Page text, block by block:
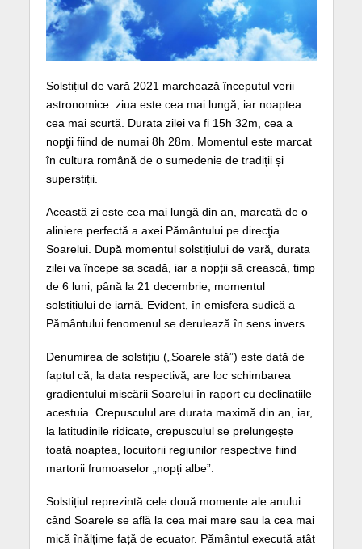
Solstițiul de vară 2021 marchează începutul verii
astronomice: ziua este cea mai lungă, iar noaptea
cea mai scurtă. Durata zilei va fi 15h 32m, cea a
nopţii fiind de numai 8h 28m. Momentul este marcat
în cultura română de o sumedenie de tradiții și
superstiții.
Această zi este cea mai lungă din an, marcată de o
aliniere perfectă a axei Pământului pe direcţia
Soarelui. După momentul solstițiului de vară, durata
zilei va începe sa scadă, iar a nopții să crească, timp
de 6 luni, până la 21 decembrie, momentul
solstițiului de iarnă. Evident, în emisfera sudică a
Pământului fenomenul se derulează în sens invers.
Denumirea de solstițiu („Soarele stă”) este dată de
faptul că, la data respectivă, are loc schimbarea
gradientului mișcării Soarelui în raport cu declinațiile
acestuia. Crepusculul are durata maximă din an, iar,
la latitudinile ridicate, crepusculul se prelungește
toată noaptea, locuitorii regiunilor respective fiind
martorii frumoaselor „nopți albe”.
Solstițiul reprezintă cele două momente ale anului
când Soarele se află la cea mai mare sau la cea mai
mică înălțime față de ecuator. Pământul execută atât